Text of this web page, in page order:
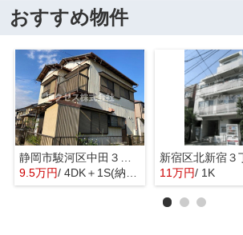
おすすめ物件
静岡市駿河区中田３丁目の一戸建て
9.5万円/ 4DK＋1S(納戸)
11万円/ 1K